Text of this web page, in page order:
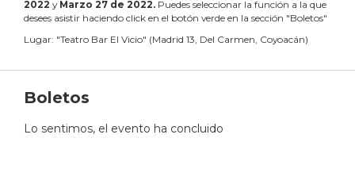
2022 y Marzo 27 de 2022. Puedes seleccionar la función a la que
desees asistir haciendo click en el botón verde en la sección "Boletos"
Lugar: "Teatro Bar El Vicio" (Madrid 13, Del Carmen, Coyoacán)
Boletos
Lo sentimos, el evento ha concluido